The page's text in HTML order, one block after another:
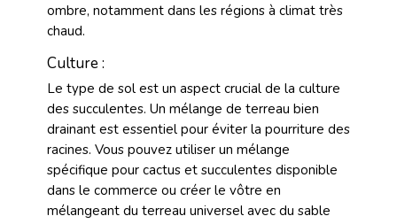
ombre, notamment dans les régions à climat très
chaud.
Culture :
Le type de sol est un aspect crucial de la culture
des succulentes. Un mélange de terreau bien
drainant est essentiel pour éviter la pourriture des
racines. Vous pouvez utiliser un mélange
spécifique pour cactus et succulentes disponible
dans le commerce ou créer le vôtre en
mélangeant du terreau universel avec du sable